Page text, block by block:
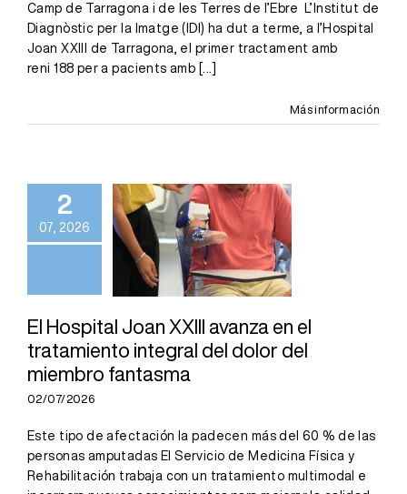
Camp de Tarragona i de les Terres de l’Ebre L’Institut de
Diagnòstic per la Imatge (IDI) ha dut a terme, a l’Hospital
Joan XXIII de Tarragona, el primer tractament amb
reni 188 per a pacients amb [...]
Más información
2
07, 2026
avanza en el
tratamiento
integral del
dolor del
fantasma
El Hospital Joan XXIII avanza en el
tratamiento integral del dolor del
miembro fantasma
02/07/2026
Este tipo de afectación la padecen más del 60 % de las
personas amputadas El Servicio de Medicina Física y
Rehabilitación trabaja con un tratamiento multimodal e